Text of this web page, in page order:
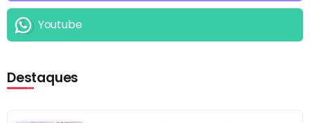
Youtube
Destaques